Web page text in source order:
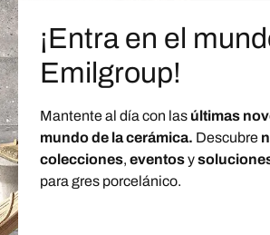
¡Entra en el
Emilgroup!
Mantente al día con las últimas
mundo de la cerámica. Descubre
colecciones, eventosy
para gres porcelánico.